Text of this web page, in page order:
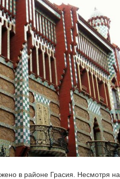
в районе Грасия. Несмотря на